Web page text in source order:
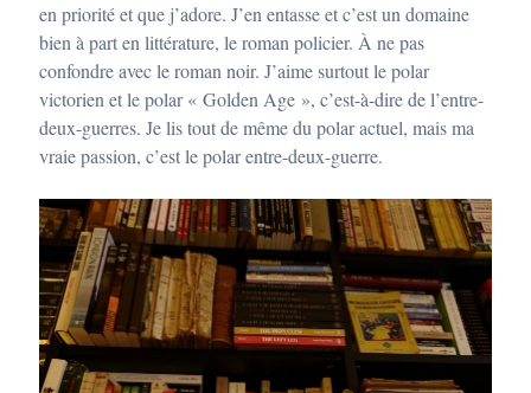
en priorité et que j’adore. J’en entasse et c’est un domaine
bien à part en littérature, le roman policier. À ne pas
confondre avec le roman noir. J’aime surtout le polar
victorien et le polar « Golden Age », c’est-à-dire de l’entre-
deux-guerres. Je lis tout de même du polar actuel, mais ma
vraie passion, c’est le polar entre-deux-guerre.